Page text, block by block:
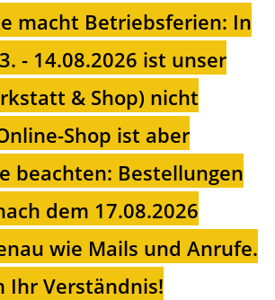
macht Betriebsferien: In
- 14.08.2026 ist unser
& Shop) nicht
Shop ist aber
beachten: Bestellungen
dem 17.08.2026
wie Mails und Anrufe.
Ihr Verständnis!